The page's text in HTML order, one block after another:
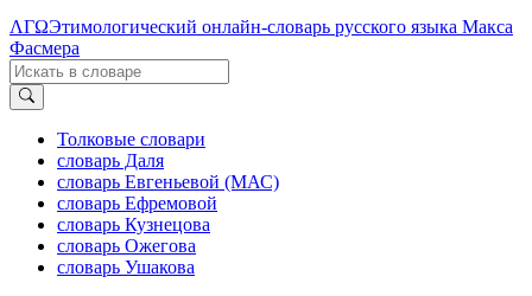
ΛΓΩЭтимологический онлайн-словарь русского языка Макса
Фасмера
Толковые словари
словарь Даля
словарь Евгеньевой (МАС)
словарь Ефремовой
словарь Кузнецова
словарь Ожегова
словарь Ушакова